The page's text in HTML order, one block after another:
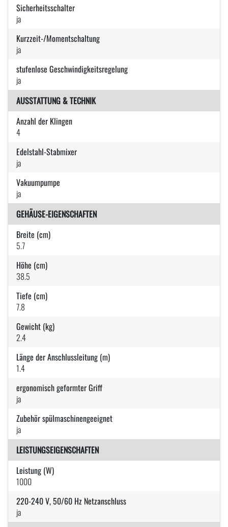
Sicherheitsschalter
ja
Kurzzeit-/Momentschaltung
ja
stufenlose Geschwindigkeitsregelung
ja
AUSSTATTUNG & TECHNIK
Anzahl der Klingen
4
Edelstahl-Stabmixer
ja
Vakuumpumpe
ja
GEHÄUSE-EIGENSCHAFTEN
Breite (cm)
5.7
Höhe (cm)
38.5
Tiefe (cm)
7.8
Gewicht (kg)
2.4
Länge der Anschlussleitung (m)
1.4
ergonomisch geformter Griff
ja
Zubehör spülmaschinengeeignet
ja
LEISTUNGSEIGENSCHAFTEN
Leistung (W)
1000
220-240 V, 50/60 Hz Netzanschluss
ja